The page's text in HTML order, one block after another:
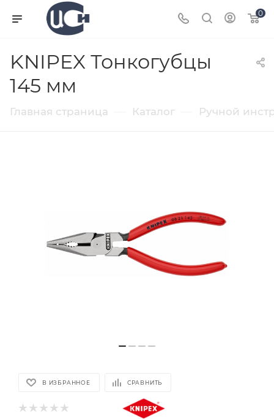
0
KNIPEX Тонкогубцы
145 мм
Главная страница Каталог Ручной
В ИЗБРАННОЕ СРАВНИТЬ